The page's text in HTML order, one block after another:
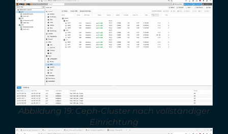
Abbildung 19: Ceph-Cluster nach vollständiger
Einrichtung